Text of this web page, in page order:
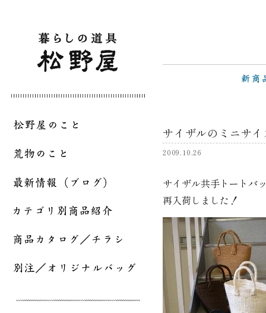
サイザルのミニサイ
2009.10.26
サイザル共手トートバ
再入荷しました！